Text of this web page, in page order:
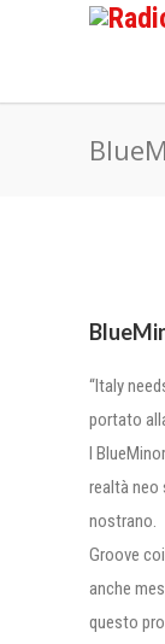
“Italy
portato
I
realtà neo
nostrano.
Groove
anche
questo